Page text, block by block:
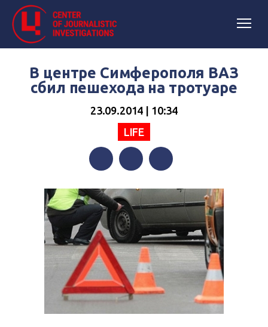
В центре Симферополя ВАЗ
сбил пешехода на тротуаре
23.09.2014 | 10:34
LIFE